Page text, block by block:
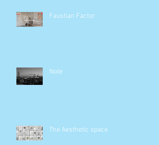
Faustian Factor
Note
The Aesthetic space